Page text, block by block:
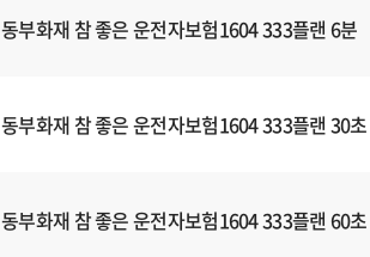
동부화재 참 좋은 운전자보험1604 333플랜 6분
동부화재 참 좋은 운전자보험1604 333플랜 30초
동부화재 참 좋은 운전자보험1604 333플랜 60초